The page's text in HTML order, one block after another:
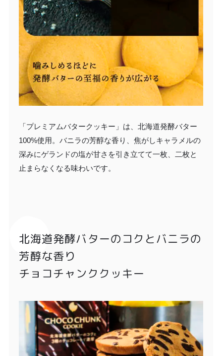
「プレミアムバタークッキー」は、北海道発酵バター
100%使用。バニラの芳醇な香り、焦がしキャラメルの
深みにゲランドの塩が甘さを引き立てて一枚、二枚と
止まらなくなる味わいです。
北海道発酵バターのコクとバニラの
芳醇な香り
チョコチャンククッキー